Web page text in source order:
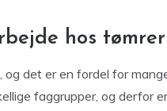
hos
det er en fordel for
faggrupper, og derfor